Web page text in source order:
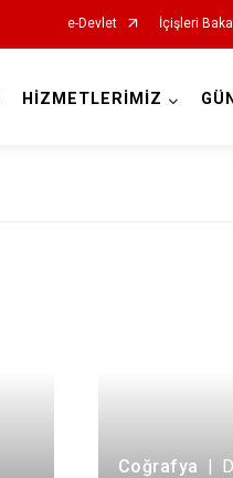
e-Devlet İçişleri
HİZMETLERİMİZ
Coğrafya |